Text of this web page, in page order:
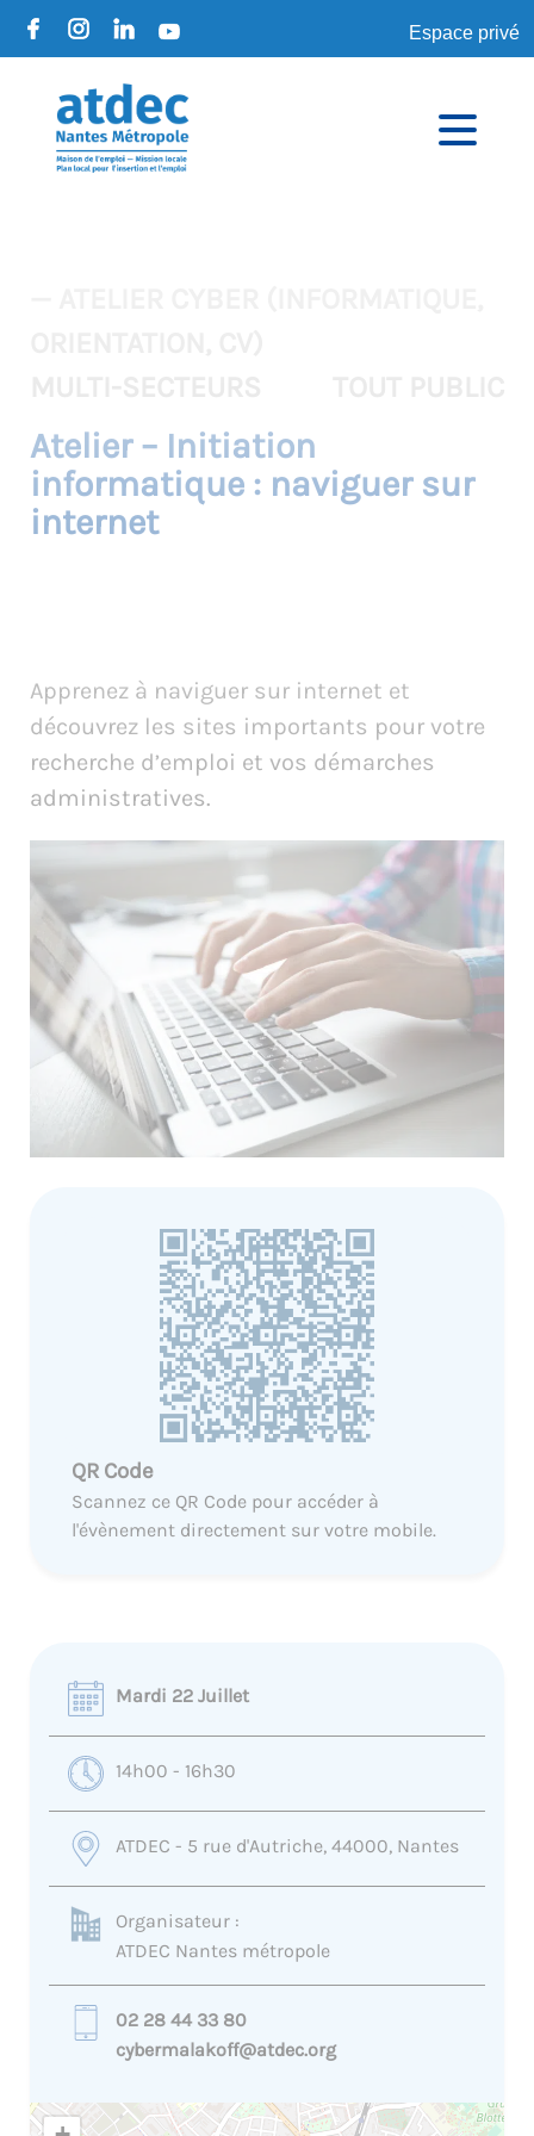
Espace privé
Atelier – Initiation
informatique : naviguer sur
internet
Apprenez à naviguer sur internet et
découvrez les sites importants pour votre
recherche d’emploi et vos démarches
administratives.
QR Code
Scannez ce QR Code pour accéder à
l'évènement directement sur votre mobile.
Mardi 22 Juillet
14h00 - 16h30
ATDEC - 5 rue d'Autriche, 44000, Nantes
Organisateur :
ATDEC Nantes métropole
02 28 44 33 80
cybermalakoff@atdec.org